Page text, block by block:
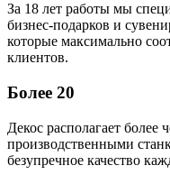
За 18 лет работы мы
бизнес-подарков и
которые максимально
клиентов.
Более 20
Декос располагает
производственными
безупречное качество